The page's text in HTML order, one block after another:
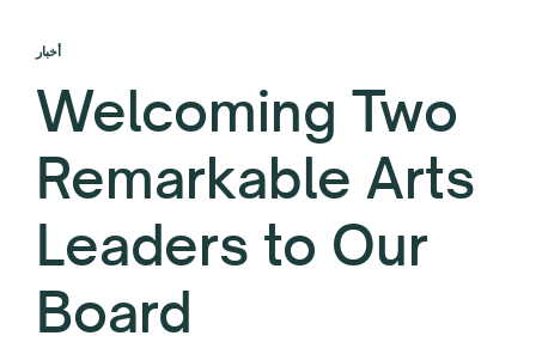
أخبار
Welcoming Two
Remarkable Arts
Leaders to Our
Board